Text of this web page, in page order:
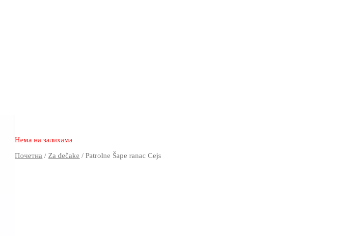
Нема на залихама
Почетна / Za dečake / Patrolne Šape ranac Cejs